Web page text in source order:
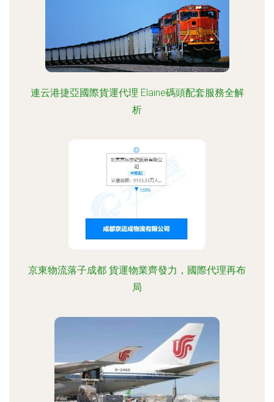
連云港捷亞國際貨運代理 Elaine碼頭配套服務全解
析
京東物流落子成都 貨運物業齊發力，國際代理再布
局